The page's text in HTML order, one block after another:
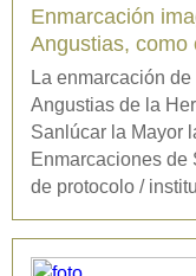
Enmarcación
Angustias, como
La enmarcación
Angustias de la
Sanlúcar la Mayor
Enmarcaciones de
de protocolo /